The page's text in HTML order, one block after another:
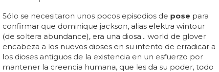
Sólo se necesitaron unos pocos episodios de pose para
confirmar que dominique jackson, alias elektra wintour
(de soltera abundance), era una diosa... world de glover
encabeza a los nuevos dioses en su intento de erradicar a
los dioses antiguos de la existencia en un esfuerzo por
mantener la creencia humana, que les da su poder, todo